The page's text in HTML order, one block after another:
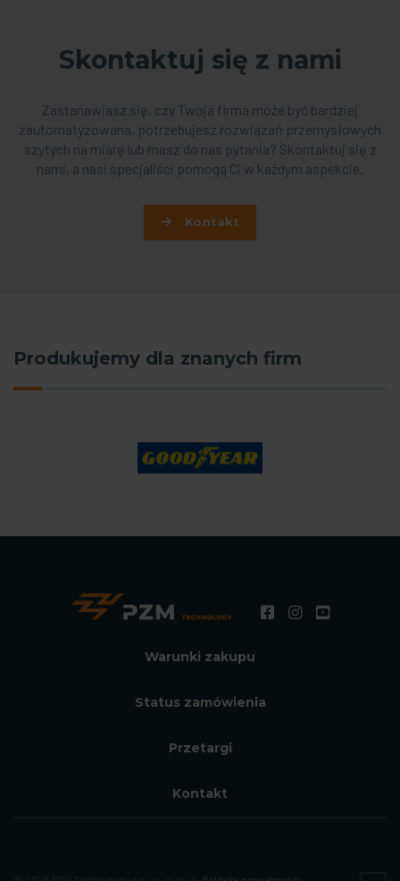
Skontaktuj się z nami
Zastanawiasz się, czy Twoja firma może być bardziej
zautomatyzowana, potrzebujesz rozwiązań przemysłowych
szytych na miarę lub masz do nas pytania? Skontaktuj się z
nami, a nasi specjaliści pomogą Ci w każdym aspekcie.
Kontakt
Produkujemy dla znanych firm
Warunki zakupu
Status zamówienia
Przetargi
Kontakt